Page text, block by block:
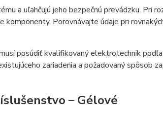
a uľahčujú jeho bezpečnú prevádzku. Pri
komponenty. Porovnávajte údaje pri
posúdiť kvalifikovaný elektrotechnik
zariadenia a požadovaný spôsob
– Gélové